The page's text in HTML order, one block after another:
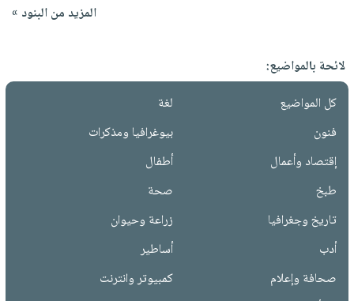
المزيد من البنود »
لائحة بالمواضيع:
كل المواضيع
لغة
فنون
بيوغرافيا ومذكرات
إقتصاد وأعمال
أطفال
طبخ
صحة
تاريخ وجغرافيا
زراعة وحيوان
أدب
أساطير
صحافة وإعلام
كمبيوتر وانترنت